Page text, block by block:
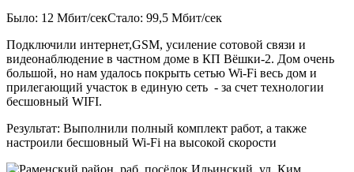
Было: 12 Мбит/секСтало: 99,5 Мбит/сек
Подключили интернет,GSM, усиление сотовой связи и
видеонаблюдение в частном доме в КП Вёшки-2. Дом очень
большой, но нам удалось покрыть сетью Wi-Fi весь дом и
прилегающий участок в единую сеть - за счет технологии
бесшовный WIFI.
Результат: Выполнили полный комплект работ, а также
настроили бесшовный Wi-Fi на высокой скорости